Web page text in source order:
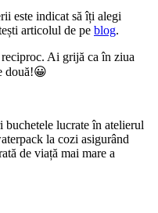
este indicat să îți alegi
articolul de pe blog.
Ai grijă ca în ziua
două!😀
lucrate în atelierul
la cozi asigurând
de viață mai mare a